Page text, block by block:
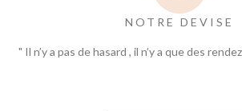
NOTRE DEVISE
" Il n’y a pas de hasard , il n’y a que des